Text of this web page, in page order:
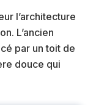
l’architecture
L’ancien
par un toit de
douce qui